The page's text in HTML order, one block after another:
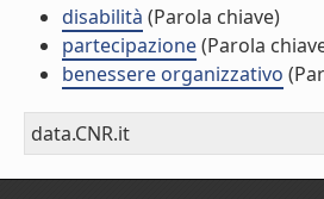
disabilità (Parola chiave)
partecipazione(Parola
benessere organizzativo
data.CNR.it